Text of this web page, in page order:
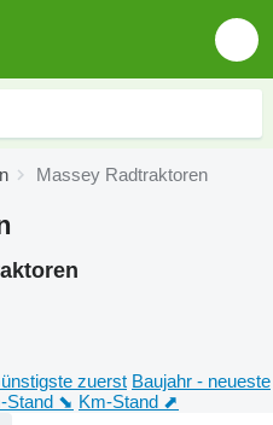
Massey Radtraktoren
zuerst Baujahr - neueste
Stand ⬊ Km-Stand ⬈